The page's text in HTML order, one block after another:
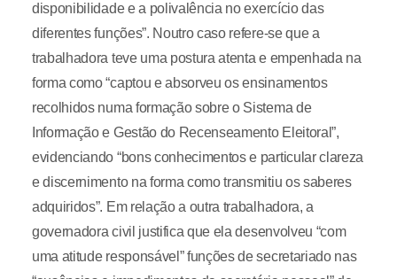
disponibilidade e a polivalência no exercício das
diferentes funções”. Noutro caso refere-se que a
trabalhadora teve uma postura atenta e empenhada na
forma como “captou e absorveu os ensinamentos
recolhidos numa formação sobre o Sistema de
Informação e Gestão do Recenseamento Eleitoral”,
evidenciando “bons conhecimentos e particular clareza
e discernimento na forma como transmitiu os saberes
adquiridos”. Em relação a outra trabalhadora, a
governadora civil justifica que ela desenvolveu “com
uma atitude responsável” funções de secretariado nas